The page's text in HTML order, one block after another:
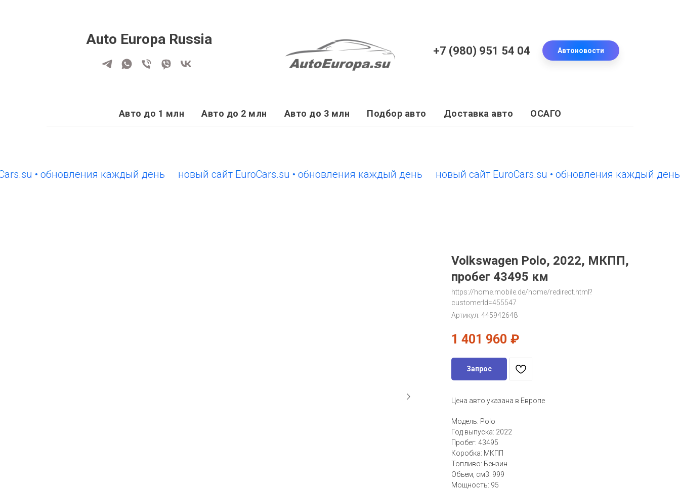
Auto Europa Russia
+7 (980) 951 54 04 Автоновости
Авто до 1 млн Авто до 2 млн Авто до 3 млн Подбор авто Доставка авто ОСАГО
• обновления каждый день новый сайт EuroCars.su • обновления каждый день новый сайт EuroCars.su • обновления каждый день
Volkswagen Polo, 2022, МКПП,
пробег 43495 км
https://home.mobile.de/home/redirect.html?
customerId=455547
Артикул: 445942648
1 401 960 ₽
Запрос
Цена авто указана в Европе
Модель: Polo
Год выпуска: 2022
Пробег: 43495
Коробка: МКПП
Топливо: Бензин
Объем, см3: 999
Мощность: 95